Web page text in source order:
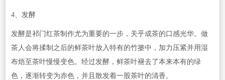
4、发酵
发酵是祁门红茶制作尤为重要的一步，关乎成茶的口感光华。做
茶人会将揉制之后的鲜茶叶放入特有的竹篓中，加力压紧并用湿
布焐至茶叶慢慢变色。经过发酵，鲜茶叶褪去了本来本有的绿
色，逐渐转变为赤色，并且散发着一股茶叶的清香。